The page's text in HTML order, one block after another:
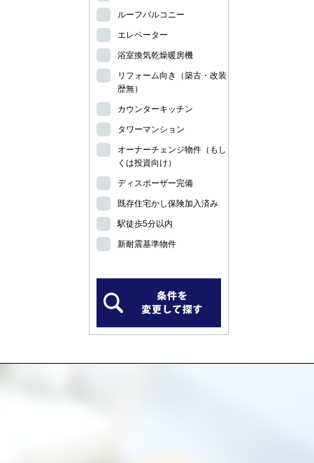
ルーフバルコニー
エレベーター
浴室換気乾燥暖房機
リフォーム向き（築古・改装
歴無）
カウンターキッチン
タワーマンション
オーナーチェンジ物件（もし
くは投資向け）
ディスポーザー完備
既存住宅かし保険加入済み
駅徒歩5分以内
新耐震基準物件